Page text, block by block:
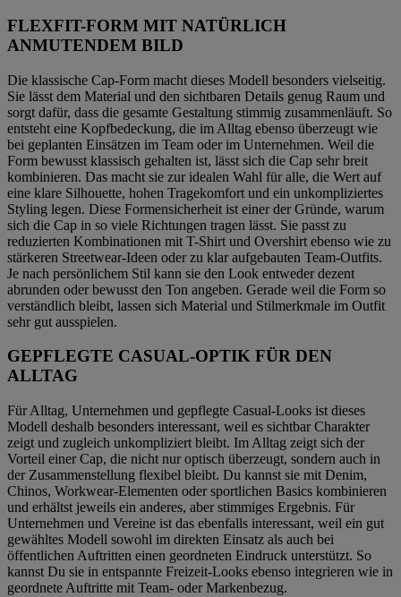
FLEXFIT-FORM MIT NATÜRLICH
ANMUTENDEM BILD
Die klassische Cap-Form macht dieses Modell besonders vielseitig.
Sie lässt dem Material und den sichtbaren Details genug Raum und
sorgt dafür, dass die gesamte Gestaltung stimmig zusammenläuft. So
entsteht eine Kopfbedeckung, die im Alltag ebenso überzeugt wie
bei geplanten Einsätzen im Team oder im Unternehmen. Weil die
Form bewusst klassisch gehalten ist, lässt sich die Cap sehr breit
kombinieren. Das macht sie zur idealen Wahl für alle, die Wert auf
eine klare Silhouette, hohen Tragekomfort und ein unkompliziertes
Styling legen. Diese Formensicherheit ist einer der Gründe, warum
sich die Cap in so viele Richtungen tragen lässt. Sie passt zu
reduzierten Kombinationen mit T-Shirt und Overshirt ebenso wie zu
stärkeren Streetwear-Ideen oder zu klar aufgebauten Team-Outfits.
Je nach persönlichem Stil kann sie den Look entweder dezent
abrunden oder bewusst den Ton angeben. Gerade weil die Form so
verständlich bleibt, lassen sich Material und Stilmerkmale im Outfit
sehr gut ausspielen.
GEPFLEGTE CASUAL-OPTIK FÜR DEN
ALLTAG
Für Alltag, Unternehmen und gepflegte Casual-Looks ist dieses
Modell deshalb besonders interessant, weil es sichtbar Charakter
zeigt und zugleich unkompliziert bleibt. Im Alltag zeigt sich der
Vorteil einer Cap, die nicht nur optisch überzeugt, sondern auch in
der Zusammenstellung flexibel bleibt. Du kannst sie mit Denim,
Chinos, Workwear-Elementen oder sportlichen Basics kombinieren
und erhältst jeweils ein anderes, aber stimmiges Ergebnis. Für
Unternehmen und Vereine ist das ebenfalls interessant, weil ein gut
gewähltes Modell sowohl im direkten Einsatz als auch bei
öffentlichen Auftritten einen geordneten Eindruck unterstützt. So
kannst Du sie in entspannte Freizeit-Looks ebenso integrieren wie in
geordnete Auftritte mit Team- oder Markenbezug.